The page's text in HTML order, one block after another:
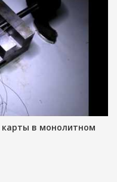
в монолитном